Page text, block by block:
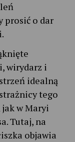
prosić o dar
wirydarz i
idealną
tego
w Maryi
Tutaj, na
objawia